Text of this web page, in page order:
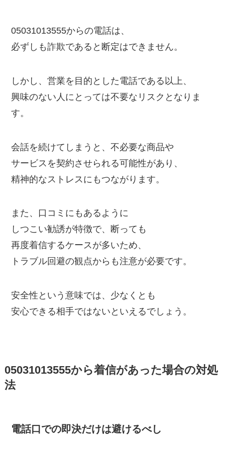
05031013555からの電話は、
必ずしも詐欺であると断定はできません。
しかし、営業を目的とした電話である以上、
興味のない人にとっては不要なリスクとなりま
す。
会話を続けてしまうと、不必要な商品や
サービスを契約させられる可能性があり、
精神的なストレスにもつながります。
また、口コミにもあるように
しつこい勧誘が特徴で、断っても
再度着信するケースが多いため、
トラブル回避の観点からも注意が必要です。
安全性という意味では、少なくとも
安心できる相手ではないといえるでしょう。
05031013555から着信があった場合の対処
法
電話口での即決だけは避けるべし